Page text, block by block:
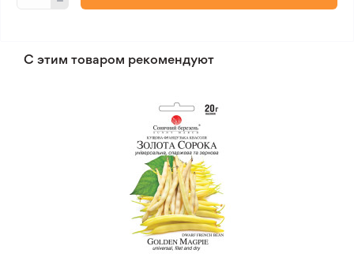
С этим товаром рекомендуют